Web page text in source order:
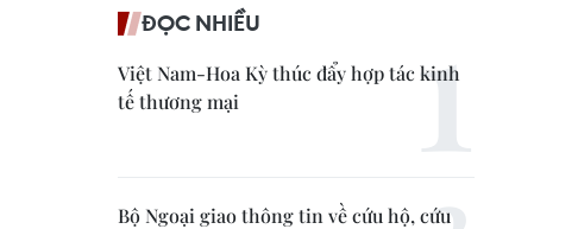
ĐỌC NHIỀU
Việt Nam-Hoa Kỳ thúc đẩy hợp tác kinh
tế thương mại
Bộ Ngoại giao thông tin về cứu hộ, cứu